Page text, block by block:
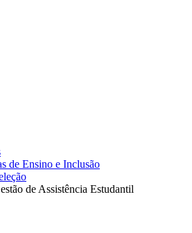
de Ensino e Inclusão
de Assistência Estudantil